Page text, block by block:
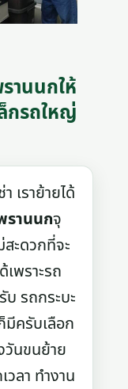
านนกให้
กรถใหญ่
เราย้ายได้
รานนกจุ
สะดวกที่จะ
เพราะรถ
บ รถกระบะ
มีครับเลือก
วันขนย้าย
วลา ทำงาน